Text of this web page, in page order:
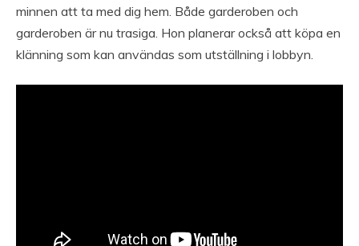
minnen att ta med dig hem. Både garderoben och
garderoben är nu trasiga. Hon planerar också att köpa en
klänning som kan användas som utställning i lobbyn.